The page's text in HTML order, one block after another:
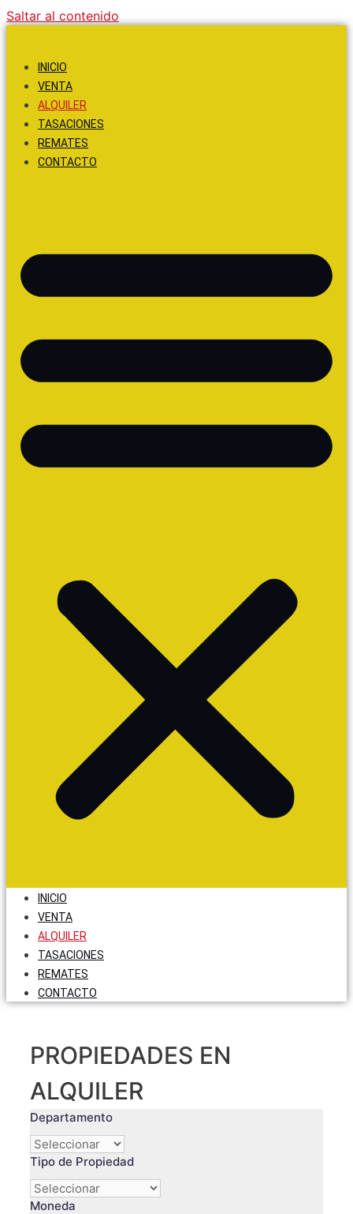
Saltar al contenido
INICIO
VENTA
ALQUILER
TASACIONES
REMATES
CONTACTO
INICIO
VENTA
ALQUILER
TASACIONES
REMATES
CONTACTO
PROPIEDADES EN
ALQUILER
Departamento
Tipo de Propiedad
Moneda